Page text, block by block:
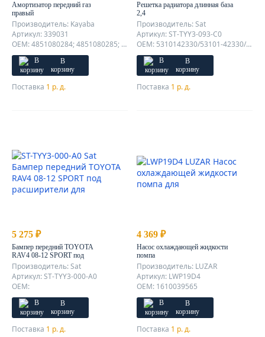
Амортизатор передний газ
правый
Производитель: Kayaba
Артикул: 339031
OEM: 4851080284; 4851080285; 4851080287;
В
корзину
Поставка 1 р. д.
Решетка радиатора длинная база
2,4
Производитель: Sat
Артикул: ST-TYY3-093-C0
OEM: 5310142330/53101-42330/53101-42270
В
корзину
Поставка 1 р. д.
5 275 ₽
Бампер передний TOYOTA
RAV4 08-12 SPORT под
расширители
Производитель: Sat
Артикул: ST-TYY3-000-A0
OEM:
В
корзину
Поставка 1 р. д.
4 369 ₽
Насос охлаждающей жидкости
помпа
Производитель: LUZAR
Артикул: LWP19D4
OEM: 1610039565
В
корзину
Поставка 1 р. д.